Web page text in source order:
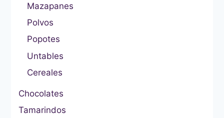
Mazapanes
Polvos
Popotes
Untables
Cereales
Chocolates
Tamarindos